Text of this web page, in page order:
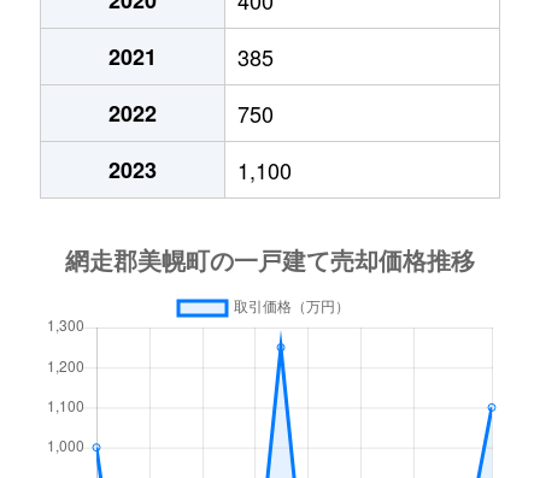
2021
385
2022
750
2023
1,100